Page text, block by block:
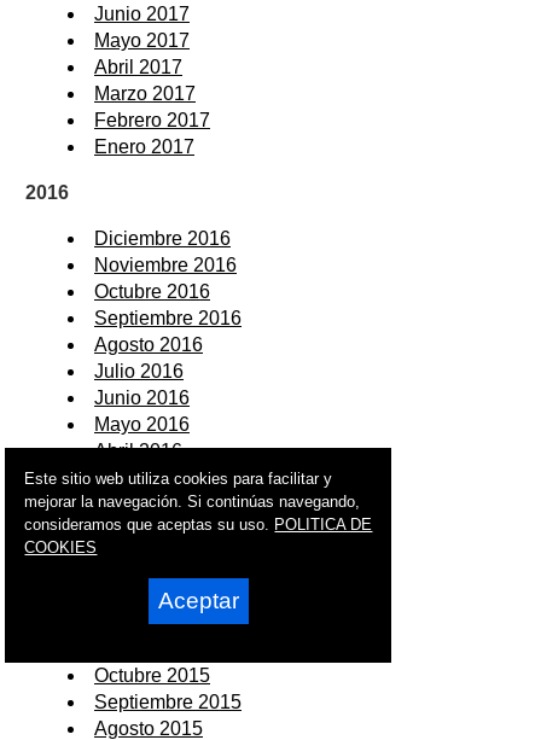
Junio 2017
Mayo 2017
Abril 2017
Marzo 2017
Febrero 2017
Enero 2017
2016
Diciembre 2016
Noviembre 2016
Octubre 2016
Septiembre 2016
Agosto 2016
Julio 2016
Junio 2016
Mayo 2016
Abril 2016
Marzo 2016
Febrero 2016
Enero 2016
Diciembre 2015
Octubre 2015
Septiembre 2015
Agosto 2015
Este sitio web utiliza cookies para facilitar y
mejorar la navegación. Si continúas navegando,
consideramos que aceptas su uso. POLITICA DE
COOKIES
Aceptar